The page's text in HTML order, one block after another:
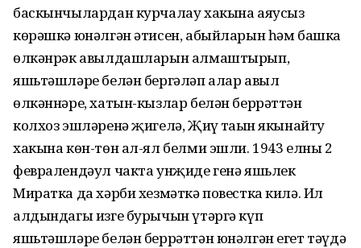
баскынчылардан курчалау хакына аяусыз
көрәшкә юнәлгән әтисен, абыйларын һәм башка
өлкәнрәк авылдашларын алмаштырып,
яшьтәшләре белән бергәләп алар авыл
өлкәннәре, хатын-кызлар белән беррәттән
колхоз эшләренә җигелә, Җиңү таңын якынайту
хакына көн-төн ал-ял белми эшли. 1943 елның 2
февралендәул чакта унҗиде генә яшьлек
Миратка да хәрби хезмәткә повестка килә. Ил
алдындагы изге бурычын үтәргә күп
яшьтәшләре белән беррәттән юнәлгән егет тәүдә